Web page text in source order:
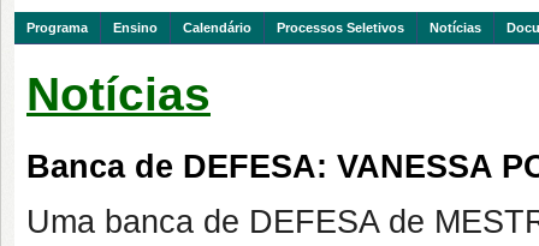
Programa Ensino Calendário Processos Seletivos Notícias
Notícias
Banca de DEFESA: VANESSA
Uma banca de DEFESA de